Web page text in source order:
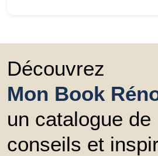
Découvrez
Mon Book
un catalogue de
conseils et